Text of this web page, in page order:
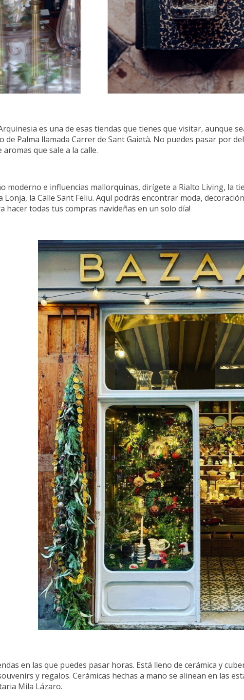
es una de esas tiendas que tienes que visitar, aunque
de Palma llamada Carrer de Sant Gaietà. No puedes pasar por
que sale a la calle.
moderno e influencias mallorquinas, dirígete a Rialto Living, la
Lonja, la Calle Sant Feliu. Aquí podrás encontrar moda,
hacer todas tus compras navideñas en un solo día!
en las que puedes pasar horas. Está lleno de cerámica y
y regalos. Cerámicas hechas a mano se alinean en las
Mila Lázaro.